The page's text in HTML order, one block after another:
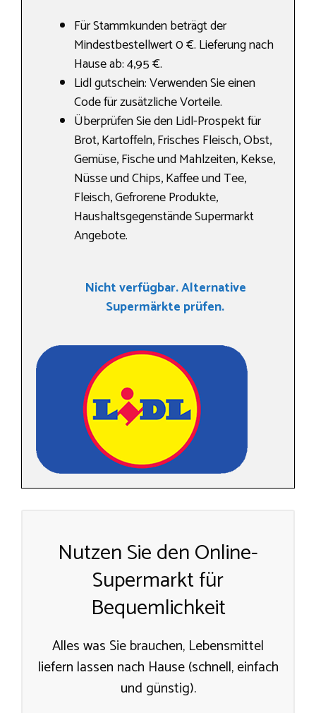
Für Stammkunden beträgt der
Mindestbestellwert 0 €. Lieferung nach
Hause ab: 4,95 €.
Lidl gutschein: Verwenden Sie einen
Code für zusätzliche Vorteile.
Überprüfen Sie den Lidl-Prospekt für
Brot, Kartoffeln, Frisches Fleisch, Obst,
Gemüse, Fische und Mahlzeiten, Kekse,
Nüsse und Chips, Kaffee und Tee,
Fleisch, Gefrorene Produkte,
Haushaltsgegenstände Supermarkt
Angebote.
Nicht verfügbar. Alternative
Supermärkte prüfen.
Nutzen Sie den Online-
Supermarkt für
Bequemlichkeit
Alles was Sie brauchen, Lebensmittel
liefern lassen nach Hause (schnell, einfach
und günstig).